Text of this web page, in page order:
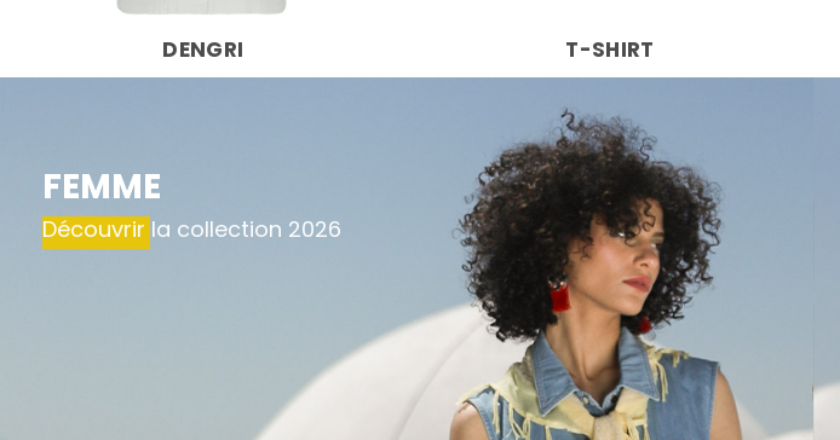
DENGRI T-SHIRT
FEMME
Découvrir la collection 2026